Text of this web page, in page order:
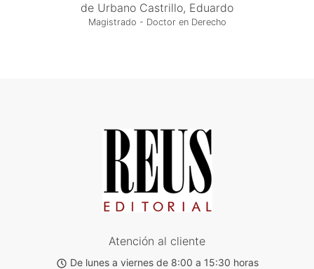
de Urbano Castrillo, Eduardo
Magistrado - Doctor en Derecho
Atención al cliente
De lunes a viernes de 8:00 a 15:30 horas